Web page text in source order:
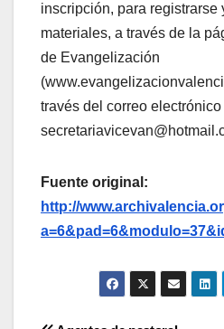
inscripción, para registrarse
materiales, a través de la
de Evangelización
través del correo electrónico
Fuente original:
http://